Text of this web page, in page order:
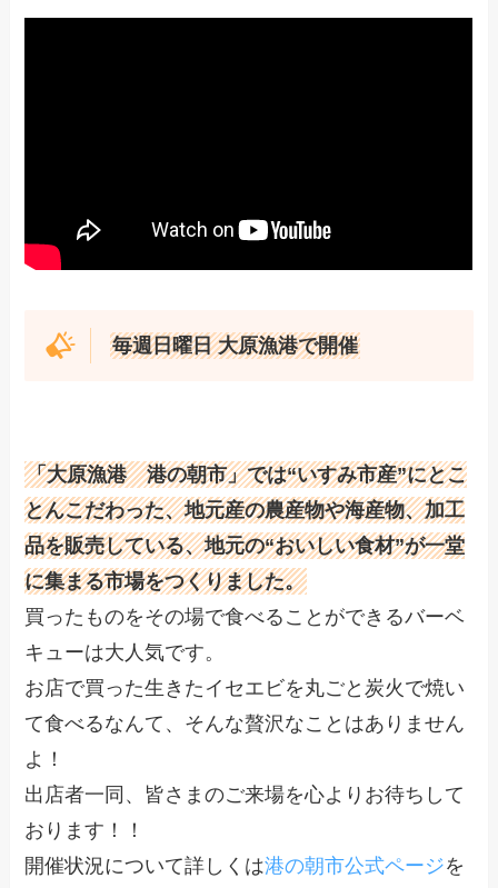
毎週日曜日 大原漁港で開催
「大原漁港 港の朝市」では“いすみ市産”にとこ
とんこだわった、地元産の農産物や海産物、加工
品を販売している、地元の“おいしい食材”が一堂
に集まる市場をつくりました。
買ったものをその場で食べることができるバーベ
キューは大人気です。
お店で買った生きたイセエビを丸ごと炭火で焼い
て食べるなんて、そんな贅沢なことはありません
よ！
出店者一同、皆さまのご来場を心よりお待ちして
おります！！
開催状況について詳しくは港の朝市公式ページを